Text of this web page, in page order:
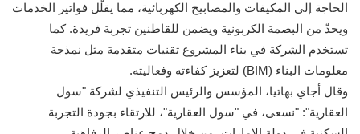
الحاجة إلى المكيفات والمصابيح الكهربائية، مما يقلّل فواتير الخدمات
ويحدّ من البصمة الكربونية ويضمن للقاطنين تجربة فريدة. كما
تستخدم الشركة في بناء المشروع تقنيات متقدمة مثل نمذجة
معلومات البناء (BIM) لتعزيز كفاءته وفعاليته.
وقال أجاي بهاتيا، المؤسس والرئيس التنفيذي لشركة "سول
العقارية": "نسعى، في "سول العقارية"، للارتقاء بجودة التجربة